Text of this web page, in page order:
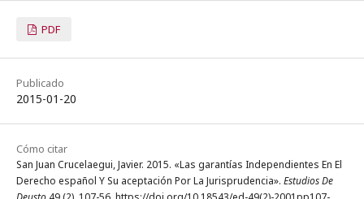
PDF
Publicado
2015-01-20
Cómo citar
San Juan Crucelaegui, Javier. 2015. «Las garantías Independientes En El
Derecho español Y Su aceptación Por La Jurisprudencia». Estudios De